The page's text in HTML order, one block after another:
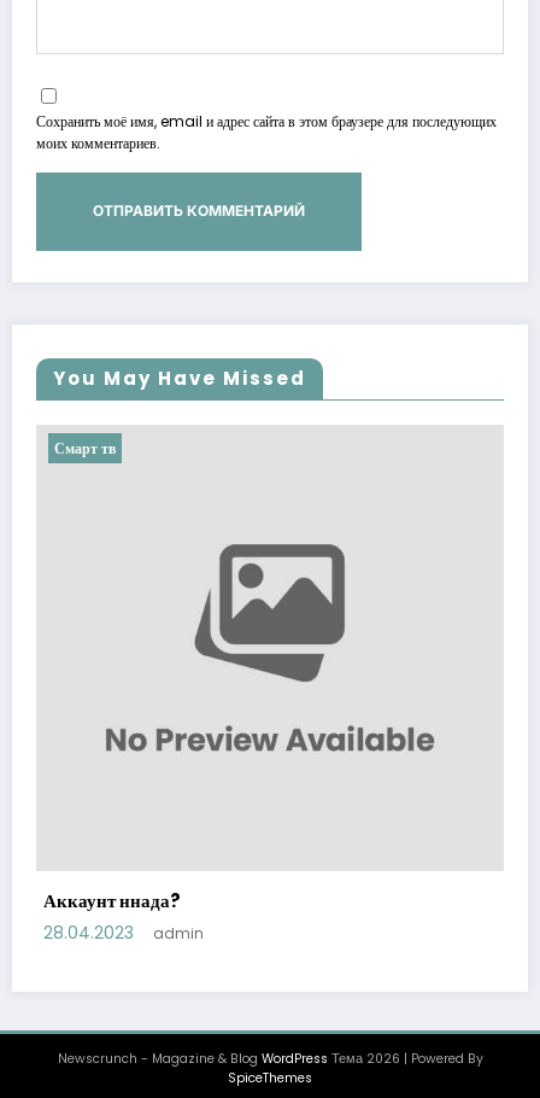
Сохранить моё имя, email и адрес сайта в этом браузере для последующих
моих комментариев.
You May Have Missed
Смарт тв
Аккаунт ннада?
28.04.2023 admin
Newscrunch - Magazine & Blog WordPress Тема 2026 | Powered By
SpiceThemes